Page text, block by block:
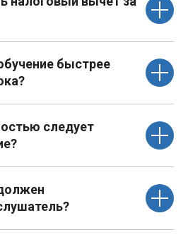
быстрее
следует